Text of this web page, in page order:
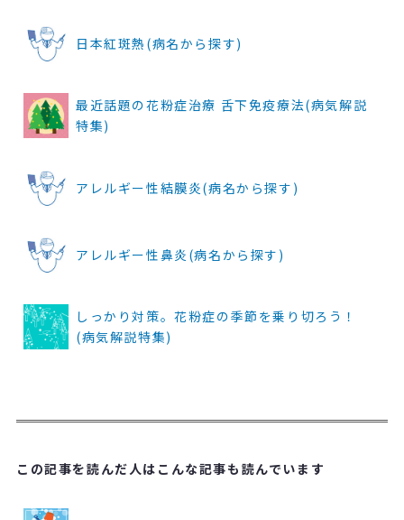
日本紅斑熱(病名から探す)
最近話題の花粉症治療 舌下免疫療法(病気解説
特集)
アレルギー性結膜炎(病名から探す)
アレルギー性鼻炎(病名から探す)
しっかり対策。花粉症の季節を乗り切ろう！
(病気解説特集)
この記事を読んだ人はこんな記事も読んでいます